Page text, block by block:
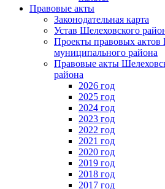
Правовые акты
Законодательная карта
Устав Шелеховского
Проекты правовых актов
муниципального района
Правовые акты
района
2026 год
2025 год
2024 год
2023 год
2022 год
2021 год
2020 год
2019 год
2018 год
2017 год